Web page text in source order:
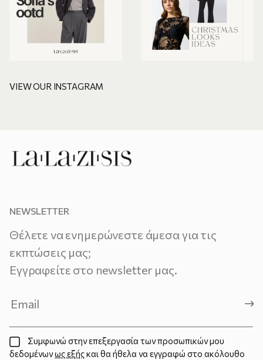
VIEW OUR INSTAGRAM
NEWSLETTER
Θέλετε να ενημερώνεστε άμεσα για τις
εκπτώσεις μας;
Εγγραφείτε στο newsletter μας.
Συμφωνώ στην επεξεργασία των προσωπικών μου
δεδομένωνως εξήςκαι θα ήθελα να εγγραφώ στο ακόλουθο